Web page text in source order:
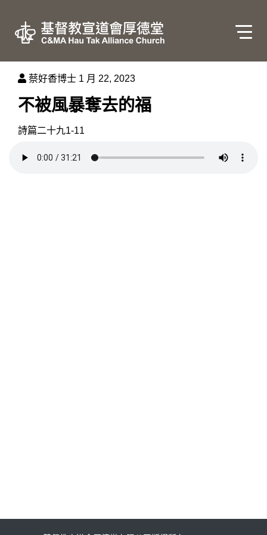
蔡好香博士 1 月 22, 2023
不被風暴奪去的福
詩篇二十九1-11